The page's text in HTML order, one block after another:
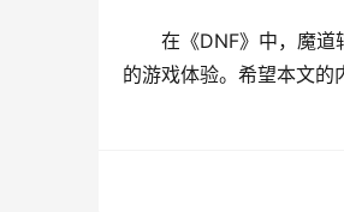
在《DNF》中，魔道
的游戏体验。希望本文的